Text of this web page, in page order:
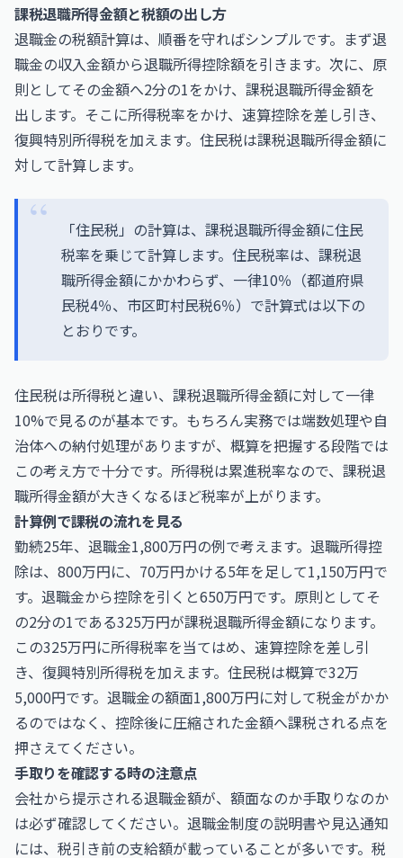
課税退職所得金額と税額の出し方
退職金の税額計算は、順番を守ればシンプルです。まず退
職金の収入金額から退職所得控除額を引きます。次に、原
則としてその金額へ2分の1をかけ、課税退職所得金額を
出します。そこに所得税率をかけ、速算控除を差し引き、
復興特別所得税を加えます。住民税は課税退職所得金額に
対して計算します。
「住民税」の計算は、課税退職所得金額に住民
税率を乗じて計算します。住民税率は、課税退
職所得金額にかかわらず、一律10％（都道府県
民税4％、市区町村民税6％）で計算式は以下の
とおりです。
住民税は所得税と違い、課税退職所得金額に対して一律
10%で見るのが基本です。もちろん実務では端数処理や自
治体への納付処理がありますが、概算を把握する段階では
この考え方で十分です。所得税は累進税率なので、課税退
職所得金額が大きくなるほど税率が上がります。
計算例で課税の流れを見る
勤続25年、退職金1,800万円の例で考えます。退職所得控
除は、800万円に、70万円かける5年を足して1,150万円で
す。退職金から控除を引くと650万円です。原則としてそ
の2分の1である325万円が課税退職所得金額になります。
この325万円に所得税率を当てはめ、速算控除を差し引
き、復興特別所得税を加えます。住民税は概算で32万
5,000円です。退職金の額面1,800万円に対して税金がかか
るのではなく、控除後に圧縮された金額へ課税される点を
押さえてください。
手取りを確認する時の注意点
会社から提示される退職金額が、額面なのか手取りなのか
は必ず確認してください。退職金制度の説明書や見込通知
には、税引き前の支給額が載っていることが多いです。税